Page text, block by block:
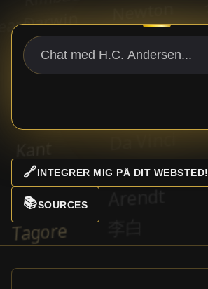
🔗INTEGRER MIG PÅ DIT WEBSTED!
📚SOURCES